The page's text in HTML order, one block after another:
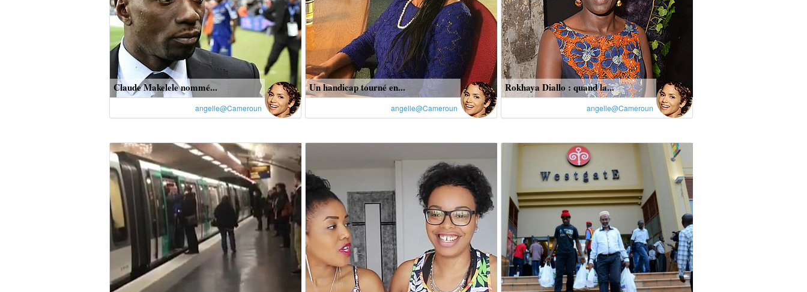
Claude Makelele nommé...
angelle@Cameroun
Un handicap tourné en...
angelle@Cameroun
Rokhaya Diallo : quand la...
angelle@Cameroun